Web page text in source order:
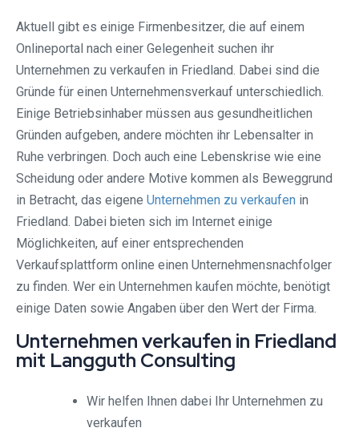
Aktuell gibt es einige Firmenbesitzer, die auf einem
Onlineportal nach einer Gelegenheit suchen ihr
Unternehmen zu verkaufen in Friedland. Dabei sind die
Gründe für einen Unternehmensverkauf unterschiedlich.
Einige Betriebsinhaber müssen aus gesundheitlichen
Gründen aufgeben, andere möchten ihr Lebensalter in
Ruhe verbringen. Doch auch eine Lebenskrise wie eine
Scheidung oder andere Motive kommen als Beweggrund
in Betracht, das eigene Unternehmen zu verkaufen in
Friedland. Dabei bieten sich im Internet einige
Möglichkeiten, auf einer entsprechenden
Verkaufsplattform online einen Unternehmensnachfolger
zu finden. Wer ein Unternehmen kaufen möchte, benötigt
einige Daten sowie Angaben über den Wert der Firma.
Unternehmen verkaufen in Friedland
mit Langguth Consulting
Wir helfen Ihnen dabei Ihr Unternehmen zu
verkaufen